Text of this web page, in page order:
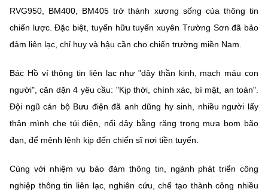
RVG950, BM400, BM405 trở thành xương sống của thông tin
chiến lược. Đặc biệt, tuyến hữu tuyến xuyên Trường Sơn đã bảo
đảm liên lạc, chỉ huy và hậu cần cho chiến trường miền Nam.
Bác Hồ ví thông tin liên lạc như "dây thần kinh, mạch máu con
người", căn dặn 4 yêu cầu: "Kịp thời, chính xác, bí mật, an toàn".
Đội ngũ cán bộ Bưu điện đã anh dũng hy sinh, nhiều người lấy
thân mình che túi điện, nối dây bằng răng trong mưa bom bão
đạn, để mệnh lệnh kịp đến chiến sĩ nơi tiền tuyến.
Cùng với nhiệm vụ bảo đảm thông tin, ngành phát triển công
nghiệp thông tin liên lạc, nghiên cứu, chế tạo thành công nhiều